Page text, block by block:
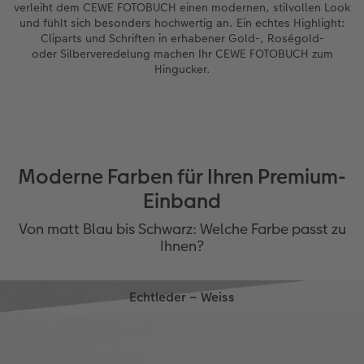
verleiht dem CEWE FOTOBUCH einen modernen, stilvollen Look
und fühlt sich besonders hochwertig an. Ein echtes Highlight:
Cliparts und Schriften in erhabener Gold-, Roségold-
oder Silberveredelung machen Ihr CEWE FOTOBUCH zum
Hingucker.
Moderne Farben für Ihren Premium-
Einband
Von matt Blau bis Schwarz: Welche Farbe passt zu
Ihnen?